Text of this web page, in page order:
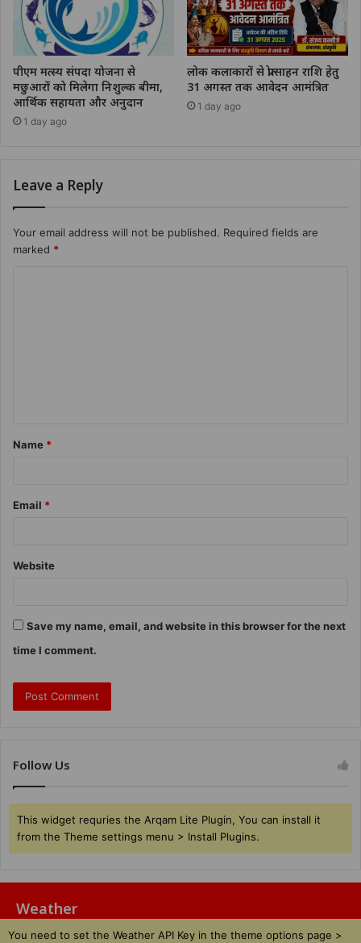
पीएम मत्स्य संपदा योजना से
मछुआरों को मिलेगा निशुल्क बीमा,
आर्थिक सहायता और अनुदान
1 day ago
लोक कलाकारों से प्रोत्साहन राशि हेतु
31 अगस्त तक आवेदन आमंत्रित
1 day ago
Leave a Reply
Your email address will not be published. Required fields are
marked *
Name *
Email *
Website
Save my name, email, and website in this browser for the next
time I comment.
Follow Us
This widget requries the Arqam Lite Plugin, You can install it
from the Theme settings menu > Install Plugins.
Weather
You need to set the Weather API Key in the theme options page >